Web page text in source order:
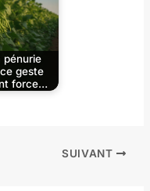
pénurie
geste
force…
SUIVANT